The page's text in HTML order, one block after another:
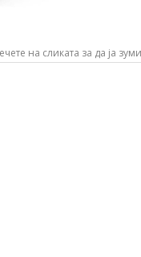
на сликата за да ја